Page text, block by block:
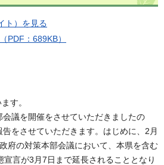
ト）を見る
PDF：689KB）
す。
議を開催をさせていただきましたの
をさせていただきます。はじめに、2月
府の対策本部会議において、本県を含む
言が3月7日まで延長されることとなり